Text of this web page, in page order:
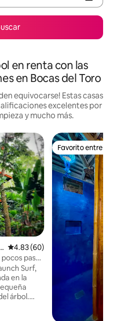
en renta con las
en Bocas del Toro
equivocarse! Estas casas
excelentes por
y mucho más.
Calificación promedio: 4.83 de
4.83 (60)
pasos
Surf,
en la
árbol.
ofrece
Favorito entre
Favorito entre